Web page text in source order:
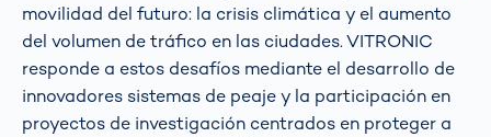
movilidad del futuro: la crisis climática y el aumento
del volumen de tráfico en las ciudades. VITRONIC
responde a estos desafíos mediante el desarrollo de
innovadores sistemas de peaje y la participación en
proyectos de investigación centrados en proteger a